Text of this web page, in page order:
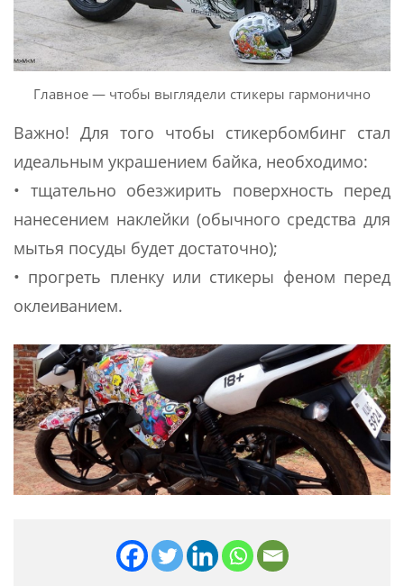
Главное — чтобы выглядели стикеры гармонично
Важно! Для того чтобы стикербомбинг стал
идеальным украшением байка, необходимо:
• тщательно обезжирить поверхность перед
нанесением наклейки (обычного средства для
мытья посуды будет достаточно);
• прогреть пленку или стикеры феном перед
оклеиванием.